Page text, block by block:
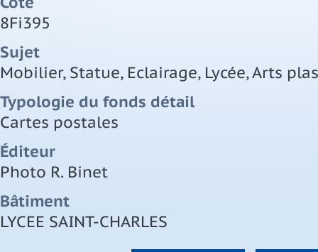
8Fi395
Sujet
Mobilier, Statue, Eclairage, Lycée, Arts
Typologie du fonds détail
Cartes postales
Éditeur
Photo R. Binet
Bâtiment
LYCEE SAINT-CHARLES